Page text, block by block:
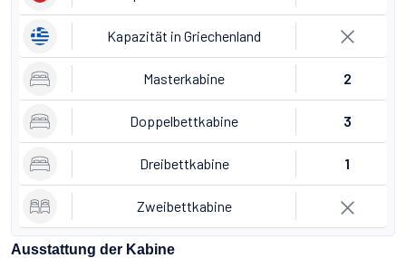
Kapazität in Griechenland
Masterkabine 2
Doppelbettkabine 3
Dreibettkabine 1
Zweibettkabine
Ausstattung der Kabine